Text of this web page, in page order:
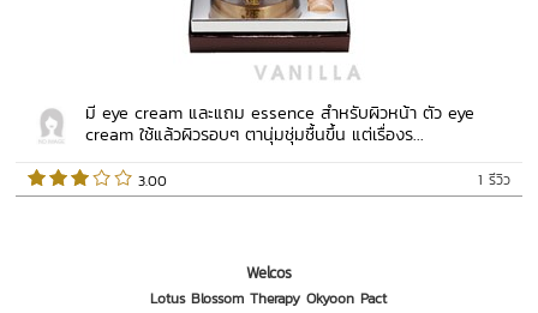
มี eye cream และแถม essence สำหรับผิวหน้า ตัว eye
cream ใช้แล้วผิวรอบๆ ตานุ่มชุ่มชื้นขึ้น แต่เรื่องร...
1 รีวิว
3.00
Welcos
Lotus Blossom Therapy Okyoon Pact